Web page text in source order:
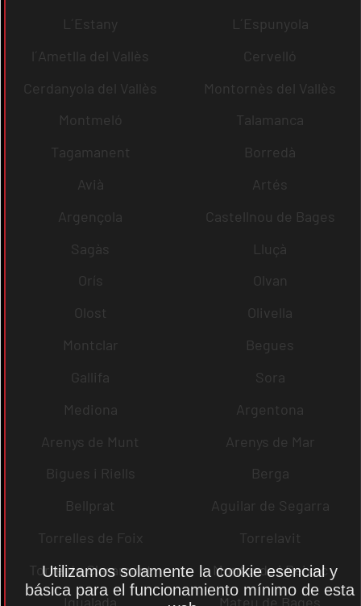
L´Estany
L´Espunyola
l´Ametlla del Vallès
Cervelló
Cerdanyola del Vallès
Montornès del Vallès
Montmeló
Talamanca
Tagamanent
Borredà
Avià
Artés
Argençola
Castellnou de Bages
Sagàs
Lluçà
Orís
Olvan
Olost
Olivella
Montclar
Begues
Gallifa
Sora
Mediona
Argentona
Arenys de Munt
Arenys de Mar
Bigues i Riells
Berga
Bellprat
Aguilar de Segarra
Torrelles de Foix
Torrelavit
Torre de Claramunt
Montcada i Reixac
Igualada
Mateu de Bages
Utilizamos solamente la cookie esencial y
básica para el funcionamiento mínimo de esta